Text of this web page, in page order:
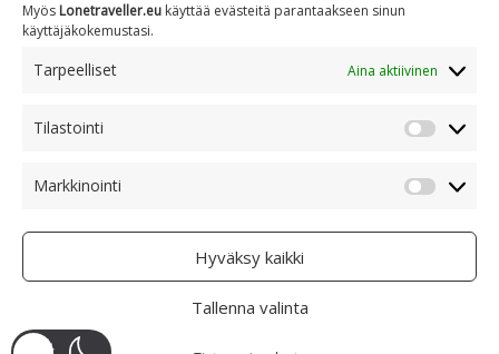
Myös Lonetraveller.eu käyttää evästeitä parantaakseen sinun
käyttäjäkokemustasi.
Tarpeelliset Aina aktiivinen
Tilastointi
Markkinointi
Hyväksy kaikki
Tallenna valinta
Kuukausittain
Aiheittain
COPYRIGHT © 2005 - 2023 RAMI RANTA